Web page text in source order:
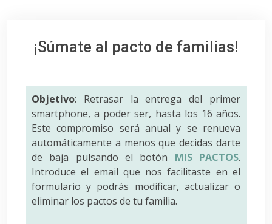
¡Súmate al pacto de familias!
Objetivo: Retrasar la entrega del primer
smartphone, a poder ser, hasta los 16 años.
Este compromiso será anual y se renueva
automáticamente a menos que decidas darte
de baja pulsando el botón MIS PACTOS.
Introduce el email que nos facilitaste en el
formulario y podrás modificar, actualizar o
eliminar los pactos de tu familia.